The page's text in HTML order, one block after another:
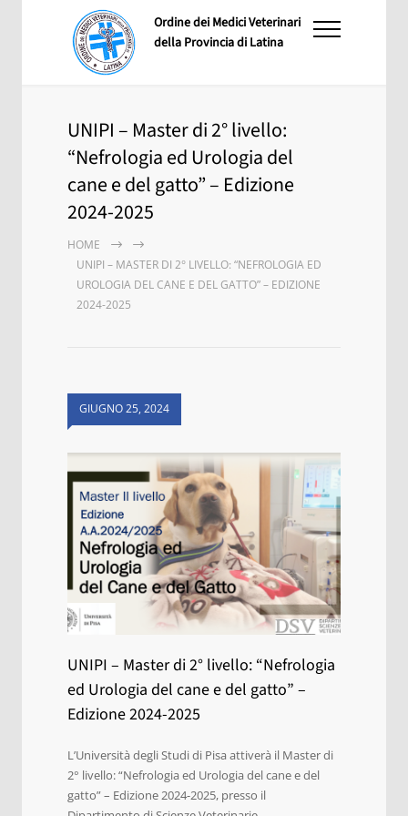
Ordine dei Medici Veterinari
della Provincia di Latina
UNIPI – Master di 2° livello:
“Nefrologia ed Urologia del
cane e del gatto” – Edizione
2024-2025
HOME
UNIPI – MASTER DI 2° LIVELLO: “NEFROLOGIA ED
UROLOGIA DEL CANE E DEL GATTO” – EDIZIONE
2024-2025
GIUGNO 25, 2024
UNIPI – Master di 2° livello: “Nefrologia
ed Urologia del cane e del gatto” –
Edizione 2024-2025
L’Università degli Studi di Pisa attiverà il Master di
2° livello: “Nefrologia ed Urologia del cane e del
gatto” – Edizione 2024-2025, presso il